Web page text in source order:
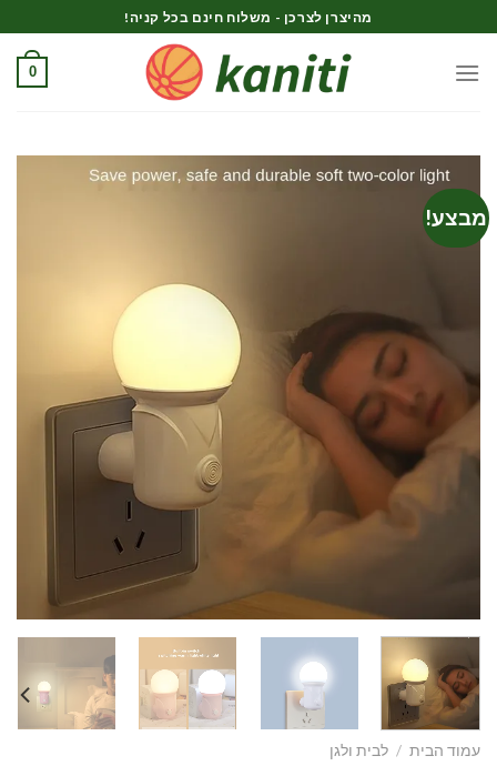
to
content
מהיצרן לצרכן - משלוח חינם בכל קניה!
0
מבצע!
עמוד הבית / לבית ולגן